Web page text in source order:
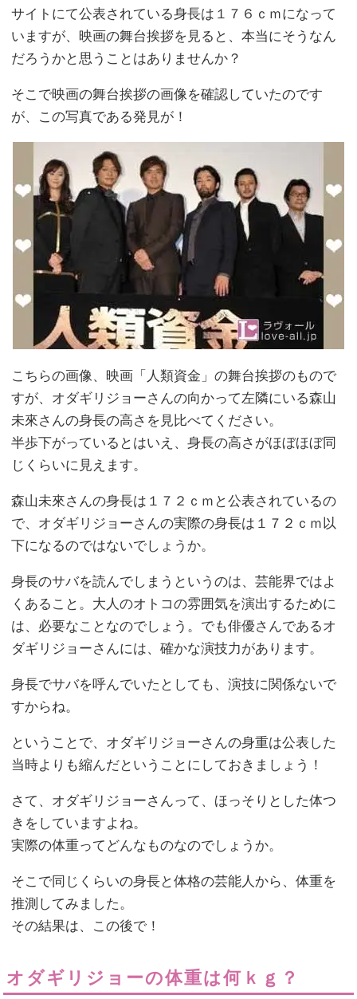
サイトにて公表されている身長は１７６ｃｍになって
いますが、映画の舞台挨拶を見ると、本当にそうなん
だろうかと思うことはありませんか？
そこで映画の舞台挨拶の画像を確認していたのです
が、この写真である発見が！
こちらの画像、映画「人類資金」の舞台挨拶のもので
すが、オダギリジョーさんの向かって左隣にいる森山
未來さんの身長の高さを見比べてください。
半歩下がっているとはいえ、身長の高さがほぼほぼ同
じくらいに見えます。
森山未來さんの身長は１７２ｃｍと公表されているの
で、オダギリジョーさんの実際の身長は１７２ｃｍ以
下になるのではないでしょうか。
身長のサバを読んでしまうというのは、芸能界ではよ
くあること。大人のオトコの雰囲気を演出するために
は、必要なことなのでしょう。でも俳優さんであるオ
ダギリジョーさんには、確かな演技力があります。
身長でサバを呼んでいたとしても、演技に関係ないで
すからね。
ということで、オダギリジョーさんの身重は公表した
当時よりも縮んだということにしておきましょう！
さて、オダギリジョーさんって、ほっそりとした体つ
きをしていますよね。
実際の体重ってどんなものなのでしょうか。
そこで同じくらいの身長と体格の芸能人から、体重を
推測してみました。
その結果は、この後で！
オダギリジョーの体重は何ｋｇ？